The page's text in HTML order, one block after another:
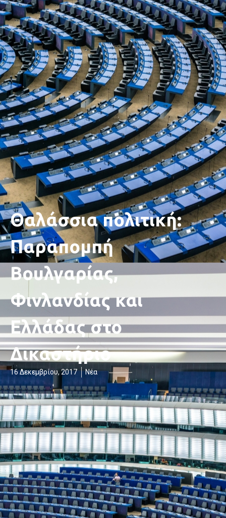
Θαλάσσια πολιτική:
Παραπομπή
Βουλγαρίας,
Φινλανδίας και
Ελλάδας στο
Δικαστήριο
16 Δεκεμβρίου, 2017 Νέα